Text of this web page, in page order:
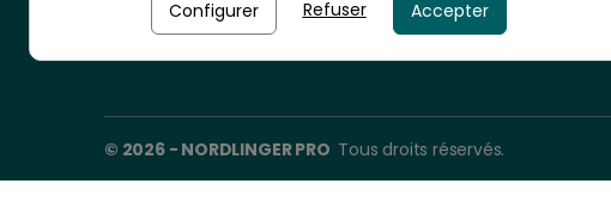
© 2026 - NORDLINGER PRO Tous droits réservés.
Configurer Refuser Accepter